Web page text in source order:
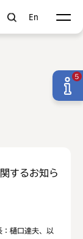
En
するお知ら
樋口達夫、以
5